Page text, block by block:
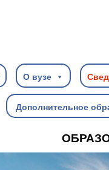
О вузе
Дополнительное